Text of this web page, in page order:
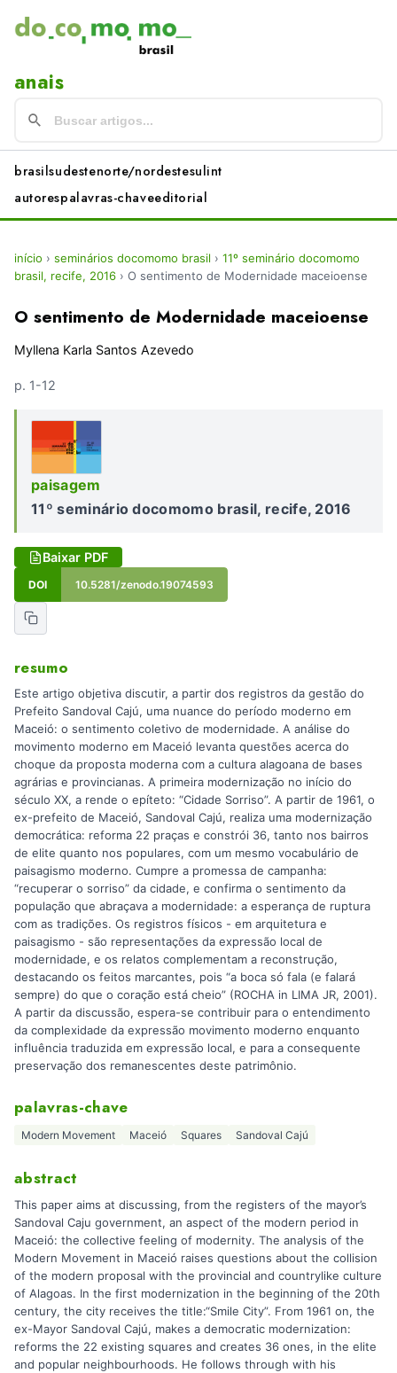
anais
brasilsudestenorte/nordestesulint
autorespalavras-chaveeditorial
início › seminários docomomo brasil › 11º seminário docomomo
brasil, recife, 2016 › O sentimento de Modernidade maceioense
O sentimento de Modernidade maceioense
Myllena Karla Santos Azevedo
p. 1-12
paisagem
11º seminário docomomo brasil, recife, 2016
Baixar PDF
DOI 10.5281/zenodo.19074593
resumo
Este artigo objetiva discutir, a partir dos registros da gestão do
Prefeito Sandoval Cajú, uma nuance do período moderno em
Maceió: o sentimento coletivo de modernidade. A análise do
movimento moderno em Maceió levanta questões acerca do
choque da proposta moderna com a cultura alagoana de bases
agrárias e provincianas. A primeira modernização no início do
século XX, a rende o epíteto: “Cidade Sorriso”. A partir de 1961, o
ex-prefeito de Maceió, Sandoval Cajú, realiza uma modernização
democrática: reforma 22 praças e constrói 36, tanto nos bairros
de elite quanto nos populares, com um mesmo vocabulário de
paisagismo moderno. Cumpre a promessa de campanha:
“recuperar o sorriso” da cidade, e confirma o sentimento da
população que abraçava a modernidade: a esperança de ruptura
com as tradições. Os registros físicos - em arquitetura e
paisagismo - são representações da expressão local de
modernidade, e os relatos complementam a reconstrução,
destacando os feitos marcantes, pois “a boca só fala (e falará
sempre) do que o coração está cheio” (ROCHA in LIMA JR, 2001).
A partir da discussão, espera-se contribuir para o entendimento
da complexidade da expressão movimento moderno enquanto
influência traduzida em expressão local, e para a consequente
preservação dos remanescentes deste patrimônio.
palavras-chave
Modern Movement Maceió Squares Sandoval Cajú
abstract
This paper aims at discussing, from the registers of the mayor’s
Sandoval Caju government, an aspect of the modern period in
Maceió: the collective feeling of modernity. The analysis of the
Modern Movement in Maceió raises questions about the collision
of the modern proposal with the provincial and countrylike culture
of Alagoas. In the first modernization in the beginning of the 20th
century, the city receives the title:“Smile City”. From 1961 on, the
ex-Mayor Sandoval Cajú, makes a democratic modernization:
reforms the 22 existing squares and creates 36 ones, in the elite
and popular neighbourhoods. He follows through with his